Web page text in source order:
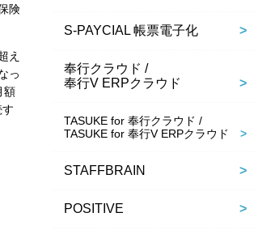
険
え
っ
額
S-PAYCIAL 帳票電子化
奉行クラウド /
奉行V ERPクラウド
TASUKE for 奉行クラウド /
TASUKE for 奉行V ERPクラウド
STAFFBRAIN
POSITIVE